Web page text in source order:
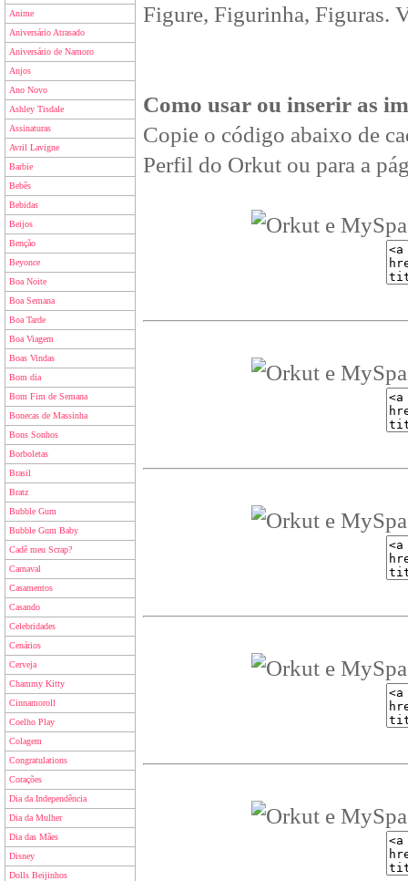
Anime
Aniversário Atrasado
Aniversário de Namoro
Anjos
Ano Novo
Ashley Tisdale
Assinaturas
Avril Lavigne
Barbie
Bebês
Bebidas
Beijos
Benção
Beyonce
Boa Noite
Boa Semana
Boa Tarde
Boa Viagem
Boas Vindas
Bom dia
Bom Fim de Semana
Bonecas de Massinha
Bons Sonhos
Borboletas
Brasil
Bratz
Bubble Gum
Bubble Gum Baby
Cadê meu Scrap?
Carnaval
Casamentos
Casando
Celebridades
Cenários
Cerveja
Chammy Kitty
Cinnamoroll
Coelho Play
Colagem
Congratulations
Corações
Dia da Independência
Dia da Mulher
Dia das Mães
Disney
Dolls Beijinhos
Figure, Figurinha, Figuras.
Como usar ou inserir as
Copie o código abaixo de
Perfil do Orkut ou para a